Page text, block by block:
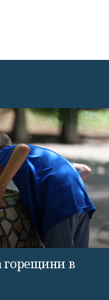
горещини в